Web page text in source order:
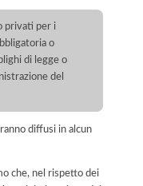
privati per i
o
di legge o
del
diffusi in alcun
che, nel rispetto dei